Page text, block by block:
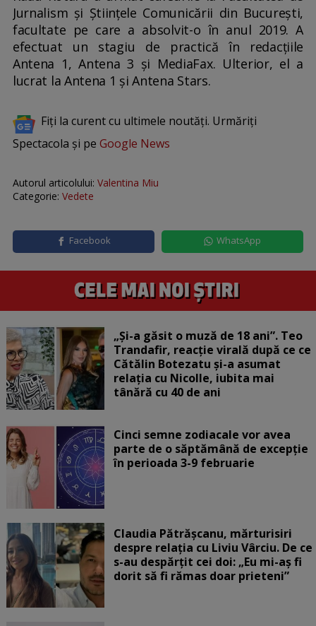
Jurnalism și Științele Comunicării din București,
facultate pe care a absolvit-o în anul 2019. A
efectuat un stagiu de practică în redacțiile
Antena 1, Antena 3 și MediaFax. Ulterior, el a
lucrat la Antena 1 și Antena Stars.
Fiți la curent cu ultimele noutăți. Urmăriți
Spectacola și pe Google News
Autorul articolului: Valentina Miu
Categorie: Vedete
Facebook WhatsApp
„Și-a găsit o muză de 18 ani”. Teo
Trandafir, reacție virală după ce ce
Cătălin Botezatu și-a asumat
relația cu Nicolle, iubita mai
tânără cu 40 de ani
Cinci semne zodiacale vor avea
parte de o săptămână de excepție
în perioada 3-9 februarie
Claudia Pătrășcanu, mărturisiri
despre relația cu Liviu Vârciu. De ce
s-au despărțit cei doi: „Eu mi-aș fi
dorit să fi rămas doar prieteni”